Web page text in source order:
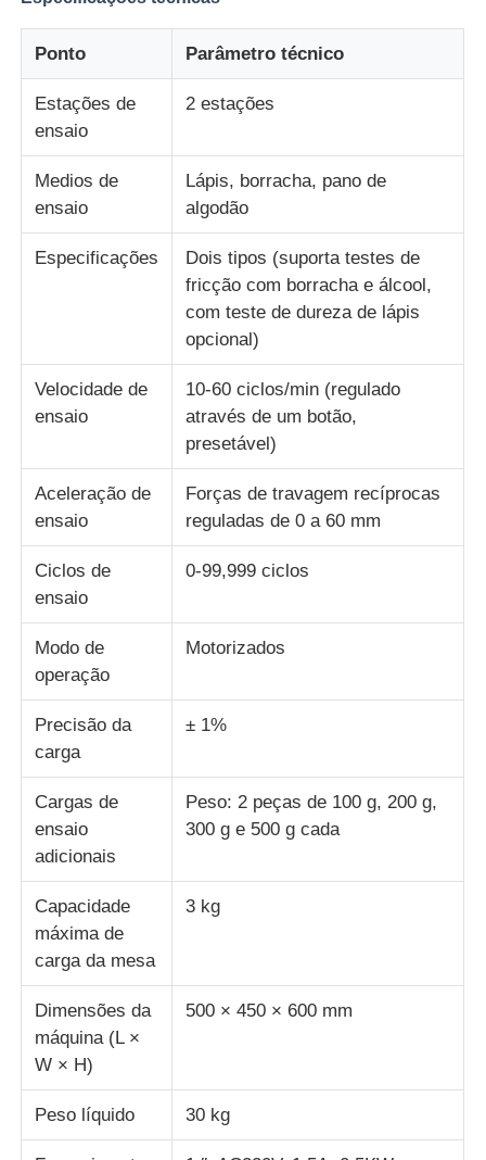
Máquina de teste de impacto
Máquina de testes da abrasão
equipamento de teste de borracha
Equipamento de teste de calçados
Equipamento de ensaio de materiais de construção
Equipamento de ensaio de embalagens
Equipamento de ensaio de adesivos
Controlador da temperatura e da umidade
verificador da dureza
Ponto Parâmetro técnico
Estações de
ensaio
2 estações
Medios de
ensaio
Lápis, borracha, pano de
algodão
Especificações
Dois tipos (suporta testes de
fricção com borracha e álcool,
com teste de dureza de lápis
opcional)
Velocidade de
ensaio
10-60 ciclos/min (regulado
através de um botão,
presetável)
Aceleração de
ensaio
Forças de travagem recíprocas
reguladas de 0 a 60 mm
Ciclos de
ensaio
0-99,999 ciclos
Modo de
operação
Motorizados
Precisão da
carga
± 1%
Cargas de
ensaio
adicionais
Peso: 2 peças de 100 g, 200 g,
300 g e 500 g cada
Capacidade
máxima de
carga da mesa
3 kg
Dimensões da
máquina (L ×
W × H)
500 × 450 × 600 mm
Peso líquido 30 kg